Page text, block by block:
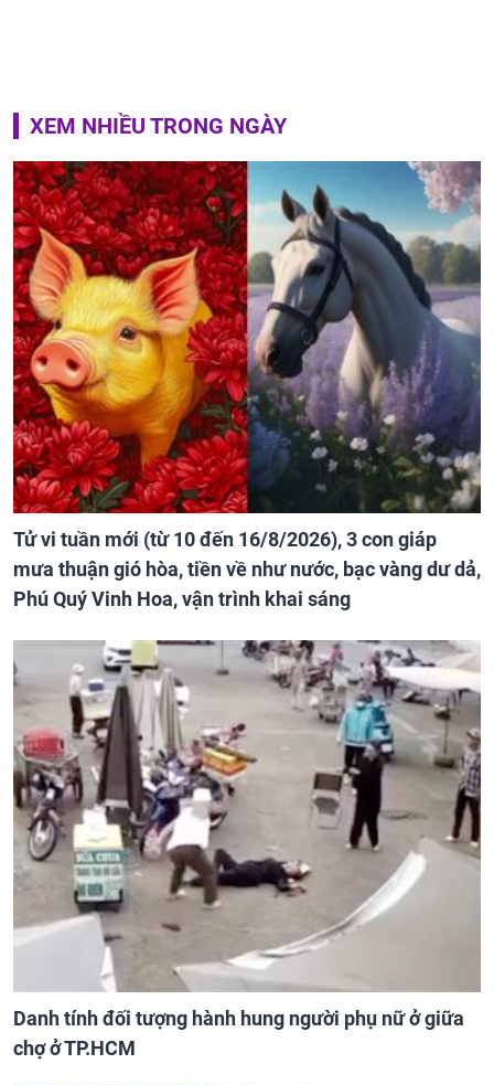
XEM NHIỀU TRONG NGÀY
Tử vi tuần mới (từ 10 đến 16/8/2026), 3 con giáp
mưa thuận gió hòa, tiền về như nước, bạc vàng dư dả,
Phú Quý Vinh Hoa, vận trình khai sáng
Danh tính đối tượng hành hung người phụ nữ ở giữa
chợ ở TP.HCM